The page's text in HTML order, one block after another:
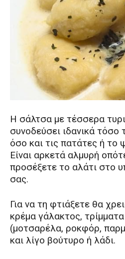
Η σάλτσα με τέσσερα
συνοδεύσει ιδανικά τόσο
όσο και τις πατάτες ή το
Είναι αρκετά αλμυρή
προσέξετε το αλάτι στο
σας.
Για να τη φτιάξετε θα
κρέμα γάλακτος,
(μοτσαρέλα, ροκφόρ,
και λίγο βούτυρο ή λάδι.